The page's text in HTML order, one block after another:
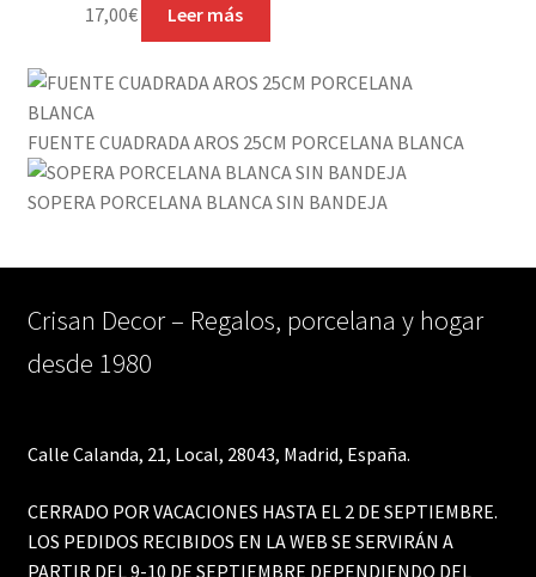
17,00€ Leer más
FUENTE CUADRADA AROS 25CM PORCELANA BLANCA
SOPERA PORCELANA BLANCA SIN BANDEJA
Crisan Decor – Regalos, porcelana y hogar
desde 1980
Calle Calanda, 21, Local, 28043, Madrid, España.
CERRADO POR VACACIONES HASTA EL 2 DE SEPTIEMBRE.
LOS PEDIDOS RECIBIDOS EN LA WEB SE SERVIRÁN A
PARTIR DEL 9-10 DE SEPTIEMBRE DEPENDIENDO DEL